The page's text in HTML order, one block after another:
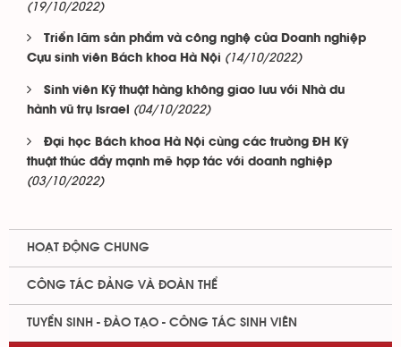
(19/10/2022)
Triển lãm sản phẩm và công nghệ của Doanh nghiệp
Cựu sinh viên Bách khoa Hà Nội (14/10/2022)
Sinh viên Kỹ thuật hàng không giao lưu với Nhà du
hành vũ trụ Israel
(04/10/2022)
Đại học Bách khoa Hà Nội cùng các trường ĐH Kỹ
thuật thúc đẩy mạnh mẽ hợp tác với doanh nghiệp
(03/10/2022)
HOẠT ĐỘNG CHUNG
CÔNG TÁC ĐẢNG VÀ ĐOÀN THỂ
TUYỂN SINH - ĐÀO TẠO - CÔNG TÁC SINH VIÊN